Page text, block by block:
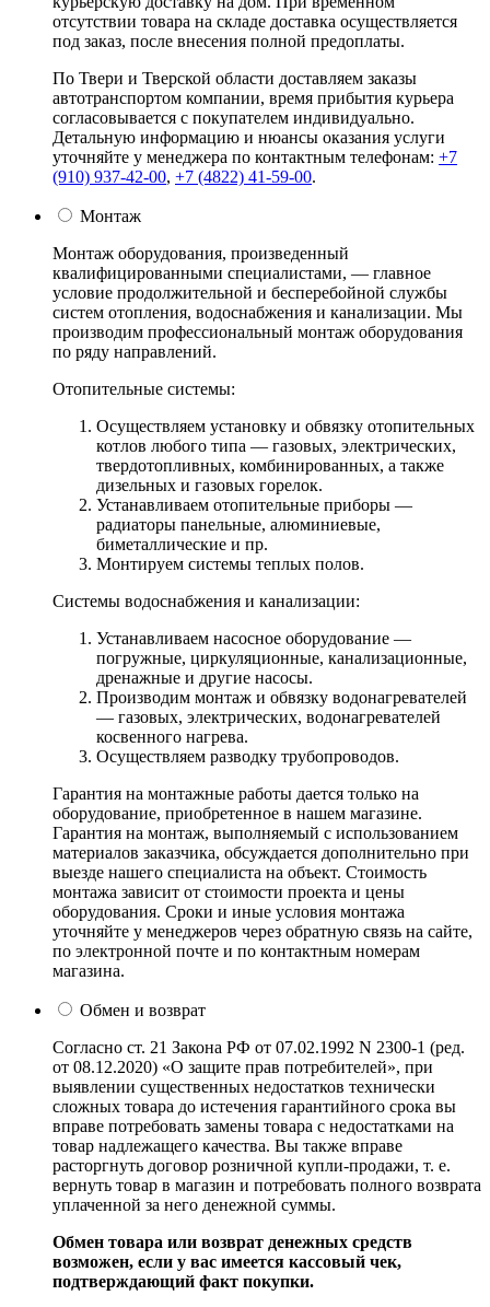
отсутствии товара на складе доставка осуществляется
под заказ, после внесения полной предоплаты.
По Твери и Тверской области доставляем заказы
автотранспортом компании, время прибытия курьера
согласовывается с покупателем индивидуально.
Детальную информацию и нюансы оказания услуги
уточняйте у менеджера по контактным телефонам: +7
(910) 937-42-00, +7 (4822) 41-59-00.
Монтаж
Монтаж оборудования, произведенный
квалифицированными специалистами, — главное
условие продолжительной и бесперебойной службы
систем отопления, водоснабжения и канализации. Мы
производим профессиональный монтаж оборудования
по ряду направлений.
Отопительные системы:
Осуществляем установку и обвязку отопительных
котлов любого типа — газовых, электрических,
твердотопливных, комбинированных, а также
дизельных и газовых горелок.
Устанавливаем отопительные приборы —
радиаторы панельные, алюминиевые,
биметаллические и пр.
Монтируем системы теплых полов.
Системы водоснабжения и канализации:
Устанавливаем насосное оборудование —
погружные, циркуляционные, канализационные,
дренажные и другие насосы.
Производим монтаж и обвязку водонагревателей
— газовых, электрических, водонагревателей
косвенного нагрева.
Осуществляем разводку трубопроводов.
Гарантия на монтажные работы дается только на
оборудование, приобретенное в нашем магазине.
Гарантия на монтаж, выполняемый с использованием
материалов заказчика, обсуждается дополнительно при
выезде нашего специалиста на объект. Стоимость
монтажа зависит от стоимости проекта и цены
оборудования. Сроки и иные условия монтажа
уточняйте у менеджеров через обратную связь на сайте,
по электронной почте и по контактным номерам
магазина.
Обмен и возврат
Согласно ст. 21 Закона РФ от 07.02.1992 N 2300-1 (ред.
от 08.12.2020) «О защите прав потребителей», при
выявлении существенных недостатков технически
сложных товара до истечения гарантийного срока вы
вправе потребовать замены товара с недостатками на
товар надлежащего качества. Вы также вправе
расторгнуть договор розничной купли-продажи, т. е.
вернуть товар в магазин и потребовать полного возврата
уплаченной за него денежной суммы.
Обмен товара или возврат денежных средств
возможен, если у вас имеется кассовый чек,
подтверждающий факт покупки.